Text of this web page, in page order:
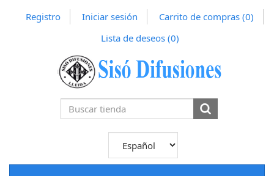
Registro Iniciar sesión Carrito de compras (0)
Lista de deseos (0)